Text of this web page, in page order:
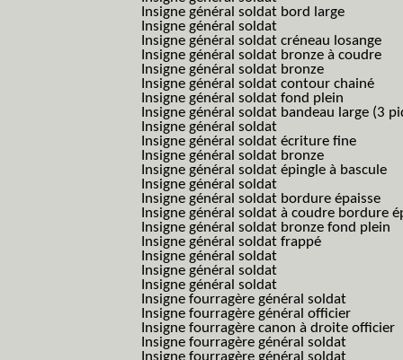
Insigne général soldat bord large
Insigne général soldat
Insigne général soldat créneau losange
Insigne général soldat bronze à coudre
Insigne général soldat bronze
Insigne général soldat contour chainé
Insigne général soldat fond plein
Insigne général soldat bandeau large (3
Insigne général soldat
Insigne général soldat écriture fine
Insigne général soldat bronze
Insigne général soldat épingle à bascule
Insigne général soldat
Insigne général soldat bordure épaisse
Insigne général soldat à coudre bordure
Insigne général soldat bronze fond plein
Insigne général soldat frappé
Insigne général soldat
Insigne général soldat
Insigne général soldat
Insigne fourragère général soldat
Insigne fourragère général officier
Insigne fourragère canon à droite officier
Insigne fourragère général soldat
Insigne fourragère général soldat